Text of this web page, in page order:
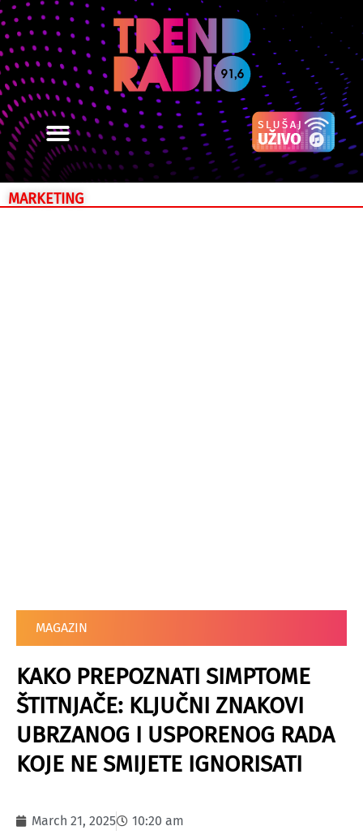
MARKETING
MAGAZIN
KAKO PREPOZNATI SIMPTOME
ŠTITNJAČE: KLJUČNI ZNAKOVI
UBRZANOG I USPORENOG RADA
KOJE NE SMIJETE IGNORISATI
March 21, 2025 10:20 am